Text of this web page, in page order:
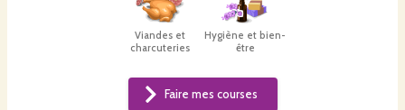
Viandes et
charcuteries
Hygiène et bien-
être
Faire mes courses